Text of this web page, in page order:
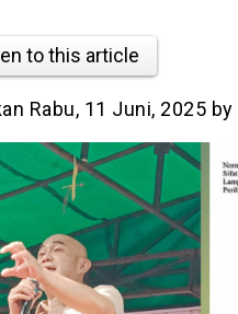
to this article
Rabu, 11 Juni, 2025 by